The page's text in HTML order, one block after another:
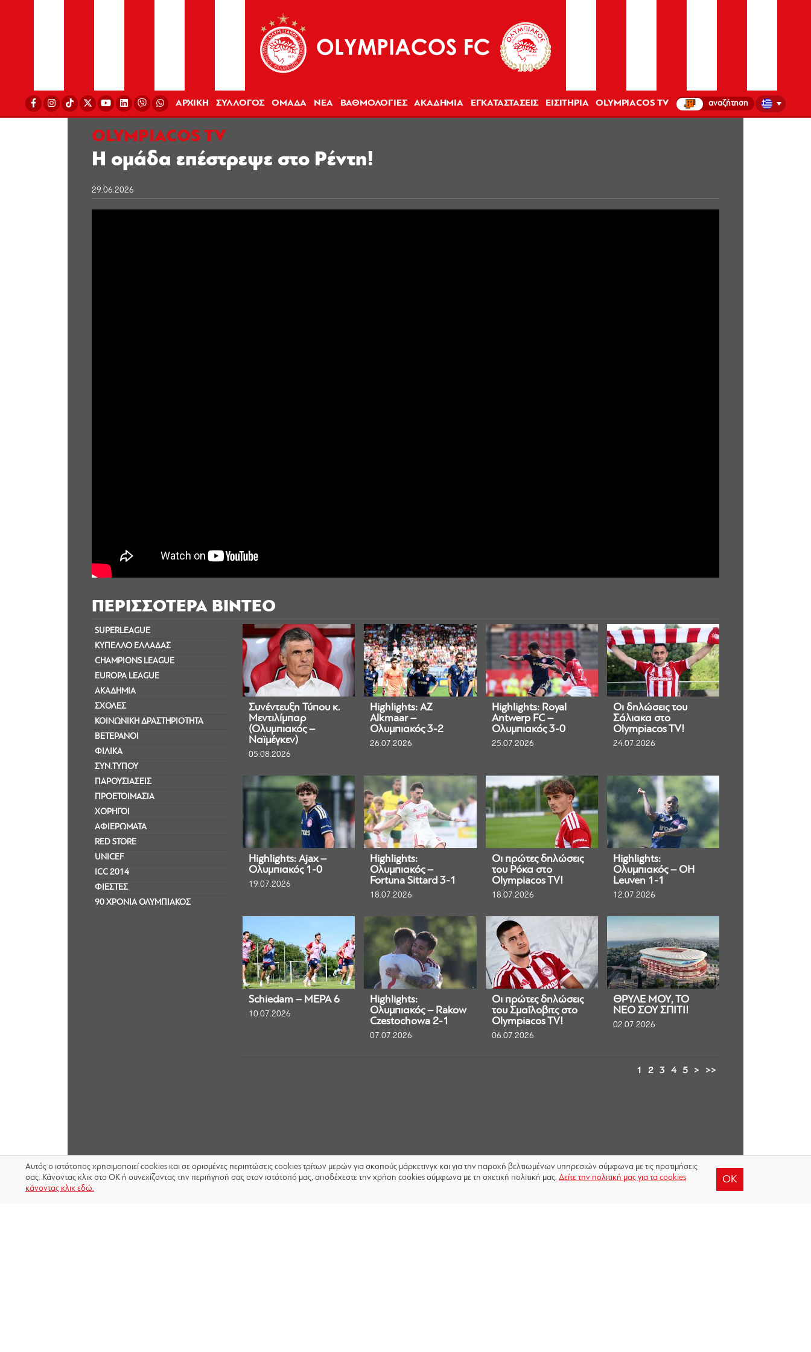
ΑΡΧΙΚΗ ΣΥΛΛΟΓΟΣ ΟΜΑΔΑ ΝΕΑ ΒΑΘΜΟΛΟΓΙΕΣ ΑΚΑΔΗΜΙΑ ΕΓΚΑΤΑΣΤΑΣΕΙΣ ΕΙΣΙΤΗΡΙΑ OLYMPIACOS TV
OLYMPIACOS TV
Η ομάδα επέστρεψε στο Ρέντη!
29.06.2026
ΠΕΡΙΣΣΟΤΕΡΑ ΒΙΝΤΕΟ
SUPERLEAGUE
ΚΥΠΕΛΛΟ ΕΛΛΑΔΑΣ
CHAMPIONS LEAGUE
EUROPA LEAGUE
ΑΚΑΔΗΜΙΑ
ΣΧΟΛΕΣ
ΚΟΙΝΩΝΙΚΗ ΔΡΑΣΤΗΡΙΟΤΗΤΑ
ΒΕΤΕΡΑΝΟΙ
ΦΙΛΙΚΑ
ΣΥΝ.ΤΥΠΟΥ
ΠΑΡΟΥΣΙΑΣΕΙΣ
ΠΡΟΕΤΟΙΜΑΣΙΑ
ΧΟΡΗΓΟΙ
ΑΦΙΕΡΩΜΑΤΑ
RED STORE
UNICEF
ICC 2014
ΦΙΕΣΤΕΣ
90 ΧΡΟΝΙΑ ΟΛΥΜΠΙΑΚΟΣ
Συνέντευξη Τύπου κ.
Μεντιλίμπαρ
(Ολυμπιακός –
Ναϊμέγκεν)
05.08.2026
Highlights: AZ
Alkmaar –
Ολυμπιακός 3-2
26.07.2026
Highlights: Royal
Antwerp FC –
Ολυμπιακός 3-0
25.07.2026
Οι δηλώσεις του
Σάλιακα στο
Olympiacos TV!
24.07.2026
Highlights: Ajax –
Ολυμπιακός 1-0
19.07.2026
Highlights:
Ολυμπιακός –
Fortuna Sittard 3-1
18.07.2026
Οι πρώτες δηλώσεις
του Ρόκα στο
Olympiacos TV!
18.07.2026
Highlights:
Ολυμπιακός – OH
Leuven 1-1
12.07.2026
Schiedam – ΜΕΡΑ 6
10.07.2026
Highlights:
Ολυμπιακός – Rakow
Czestochowa 2-1
07.07.2026
Οι πρώτες δηλώσεις
του Σμαΐλοβιτς στο
Olympiacos TV!
06.07.2026
ΘΡΥΛΕ ΜΟΥ, ΤΟ
ΝΕΟ ΣΟΥ ΣΠΙΤΙ!
02.07.2026
1 2 3 4 5 > >>
Αυτός ο ιστότοπος χρησιμοποιεί cookies και σε ορισμένες περιπτώσεις cookies τρίτων μερών για σκοπούς μάρκετινγκ και για την παροχή βελτιωμένων υπηρεσιών σύμφωνα με τις προτιμήσεις
σας. Κάνοντας κλικ στο OK ή συνεχίζοντας την περιήγησή σας στον ιστότοπό μας, αποδέχεστε την χρήση cookies σύμφωνα με τη σχετική πολιτική μας. Δείτε την πολιτική μας για τα cookies
κάνοντας κλικ εδώ.
OK